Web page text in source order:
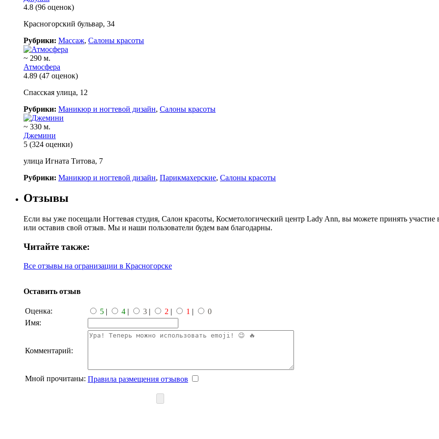
4.8 (96 оценок)
Красногорский бульвар, 34
Рубрики: Массаж, Салоны красоты
~ 290 м.
Атмосфера
4.89 (47 оценок)
Спасская улица, 12
Рубрики: Маникюр и ногтевой дизайн, Салоны красоты
~ 330 м.
Джемини
5 (324 оценки)
улица Игната Титова, 7
Рубрики: Маникюр и ногтевой дизайн, Парикмахерские, Салоны красоты
Отзывы
Если вы уже посещали Ногтевая студия, Салон красоты, Косметологический центр Lady Ann, вы можете принять участие
или оставив свой отзыв. Мы и наши пользователи будем вам благодарны.
Читайте также:
Все отзывы на огранизации в Красногорске
Оставить отзыв
Оценка: 5 | 4 | 3 | 2 | 1 |
0
Имя:
Комментарий:
Мной прочитаны: Правила размещения отзывов